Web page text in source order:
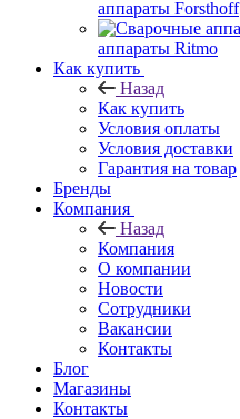
аппараты Forsthoff
аппараты Ritmo
Как купить
Назад
Как купить
Условия оплаты
Условия доставки
Гарантия на товар
Бренды
Компания
Назад
Компания
О компании
Новости
Сотрудники
Вакансии
Контакты
Блог
Магазины
Контакты